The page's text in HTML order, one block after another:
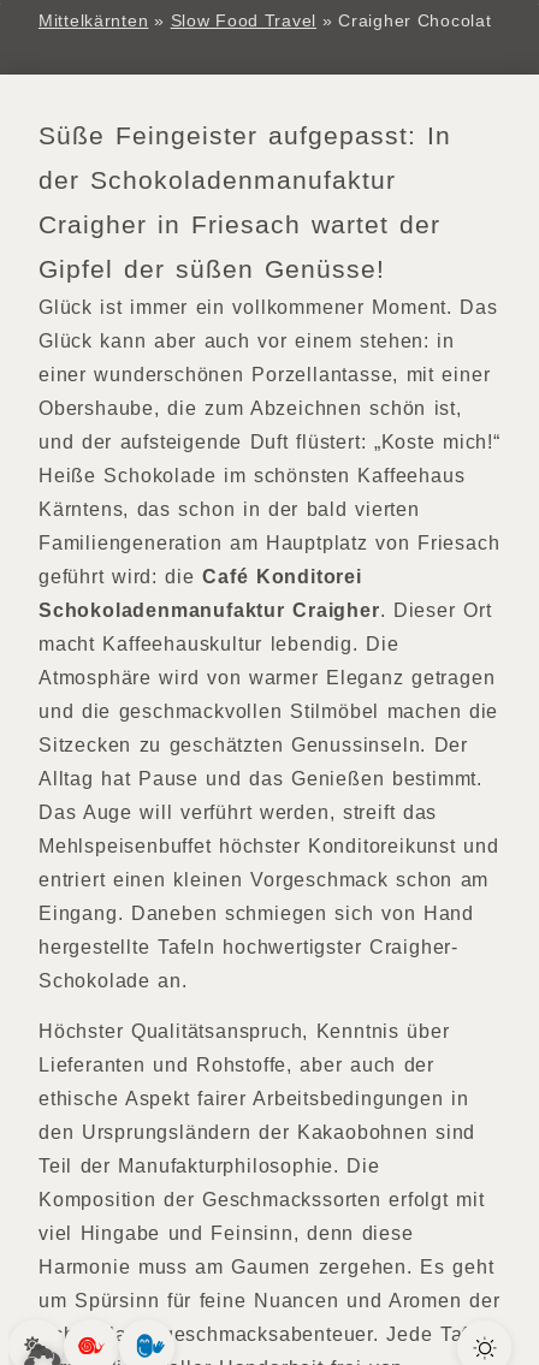
Mittelkärnten » Slow Food Travel »Craigher Chocolat
Süße Feingeister aufgepasst: In
der Schokoladenmanufaktur
Craigher in Friesach wartet der
Gipfel der süßen Genüsse!
Glück ist immer ein vollkommener Moment. Das
Glück kann aber auch vor einem stehen: in
einer wunderschönen Porzellantasse, mit einer
Obershaube, die zum Abzeichnen schön ist,
und der aufsteigende Duft flüstert: „Koste mich!“
Heiße Schokolade im schönsten Kaffeehaus
Kärntens, das schon in der bald vierten
Familiengeneration am Hauptplatz von Friesach
geführt wird: dieCafé Konditorei
Schokoladenmanufaktur Craigher. Dieser Ort
macht Kaffeehauskultur lebendig. Die
Atmosphäre wird von warmer Eleganz getragen
und die geschmackvollen Stilmöbel machen die
Sitzecken zu geschätzten Genussinseln. Der
Alltag hat Pause und das Genießen bestimmt.
Das Auge will verführt werden, streift das
Mehlspeisenbuffet höchster Konditoreikunst und
entriert einen kleinen Vorgeschmack schon am
Eingang. Daneben schmiegen sich von Hand
hergestellte Tafeln hochwertigster Craigher-
Schokolade an.
Höchster Qualitätsanspruch, Kenntnis über
Lieferanten und Rohstoffe, aber auch der
ethische Aspekt fairer Arbeitsbedingungen in
den Ursprungsländern der Kakaobohnen sind
Teil der Manufakturphilosophie. Die
Komposition der Geschmackssorten erfolgt mit
viel Hingabe und Feinsinn, denn diese
Harmonie muss am Gaumen zergehen. Es geht
um Spürsinn für feine Nuancen und Aromen der
Schokoladengeschmacksabenteuer. Jede Tafel